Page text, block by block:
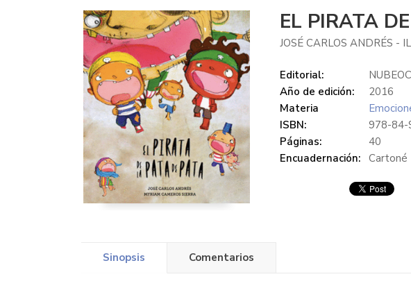
EL PIRATA
JOSÉ CARLOS ANDRÉS -
Editorial:
Año de edición:
2016
Materia
ISBN:
978-
Páginas:
40
Encuadernación:
Cartoné
Sinopsis Comentarios